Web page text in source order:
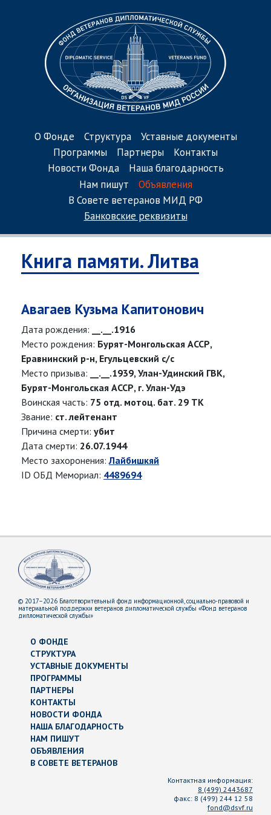
О Фонде Структура
Уставные документы
Программы
Партнеры
Контакты
Новости Фонда
Наша благодарность
Нам пишут
Объявления
В Совете ветеранов МИД РФ
Банковские реквизиты
Книга памяти. Литва
Авагаев Кузьма Капитонович
Дата рождения:
__.__.1916
Место рождения: Бурят-Монгольская АССР,
Еравнинский р-н, Егульцевский с/с
Место призыва:
__.__.1939, Улан-Удинский ГВК,
Бурят-Монгольская АССР, г. Улан-Удэ
Воинская часть: 75 отд. мотоц. бат. 29 ТК
Звание: ст. лейтенант
Причина смерти: убит
Дата смерти: 26.07.1944
Место захоронения:Лайбишкяй
ID ОБД Мемориал: 4489694
© 2017–2026 Благотворительный фонд информационной, социально-правовой и
материальной поддержки ветеранов дипломатической службы «Фонд ветеранов
дипломатической службы»
О ФОНДЕ
СТРУКТУРА
УСТАВНЫЕ ДОКУМЕНТЫ
ПРОГРАММЫ
ПАРТНЕРЫ
КОНТАКТЫ
НОВОСТИ ФОНДА
НАША БЛАГОДАРНОСТЬ
НАМ ПИШУТ
ОБЪЯВЛЕНИЯ
В СОВЕТЕ ВЕТЕРАНОВ
Контактная информация:
8 (499) 2443687
факс: 8 (499) 244 12 58
fond@dsvf.ru